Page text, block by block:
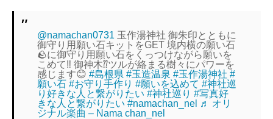
@namachan0731 玉作湯神社 御朱印とともに
御守り用願い石キットをGET 境内横の願い石
🪨に御守り用願い石をくっつけながら願いを
こめて‼︎ 御神木⁇ツルが絡まる樹々にパワーを
感じます😊#島根県 #玉造温泉 #玉作湯神社 #
願い石 #お守り手作り #願いを込めて #神社巡
り好きな人と繋がりたい #神社巡り #写真好
きな人と繋がりたい #namachan_nel ♬ オリ
ジナル楽曲 – Nama chan_nel